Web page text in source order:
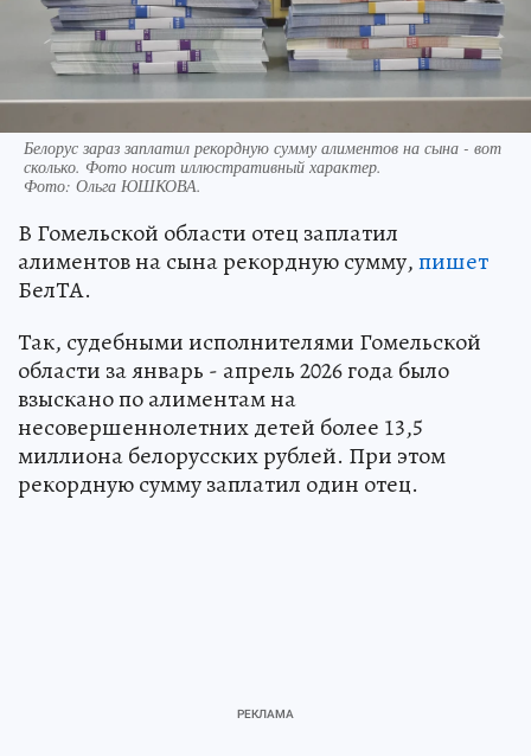
Белорус зараз заплатил рекордную сумму алиментов на сына - вот
сколько. Фото носит иллюстративный характер.
Фото: Ольга ЮШКОВА.
В Гомельской области отец заплатил
алиментов на сына рекордную сумму,пишет
БелТА.
Так, судебными исполнителями Гомельской
области за январь - апрель 2026 года было
взыскано по алиментам на
несовершеннолетних детей более 13,5
миллиона белорусских рублей. При этом
рекордную сумму заплатил один отец.